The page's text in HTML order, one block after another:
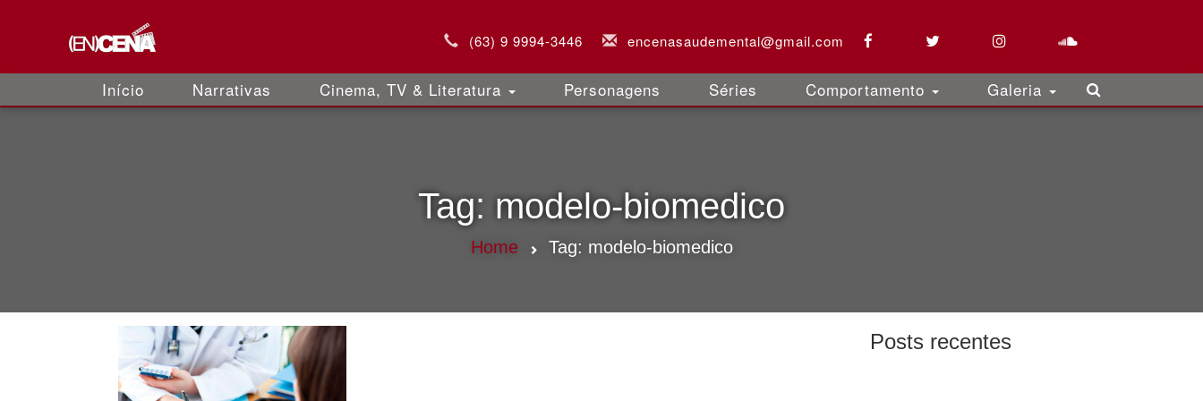
(63) 9 9994-3446 encenasaudemental@gmail.com
Início Narrativas Cinema, TV & Literatura Personagens Séries Comportamento Galeria
Tag: modelo-biomedico
Home Tag: modelo-biomedico
Posts recentes